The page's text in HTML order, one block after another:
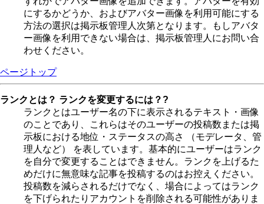
にするかどうか、およびアバター画像を利用可能にする
方法の選択は掲示板管理人次第となります。もしアバタ
ー画像を利用できない場合は、掲示板管理人にお問い合
わせください。
ページトップ
ランクとは？ ランクを変更するには？?
ランクとはユーザー名の下に表示されるテキスト・画像
のことであり、これらはそのユーザーの投稿数または掲
示板における地位・ステータスの高さ （モデレータ、管
理人など） を表しています。基本的にユーザーはランク
を自分で変更することはできません。ランクを上げるた
めだけに無意味な記事を投稿するのはお控えください。
投稿数を減らされるだけでなく、場合によってはランク
を下げられたりアカウントを削除される可能性がありま